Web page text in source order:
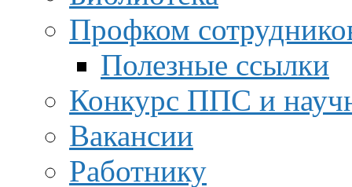
Профком
Полезные ссылки
Конкурс ППС и
Вакансии
Работнику